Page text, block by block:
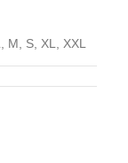
M S XL XXL